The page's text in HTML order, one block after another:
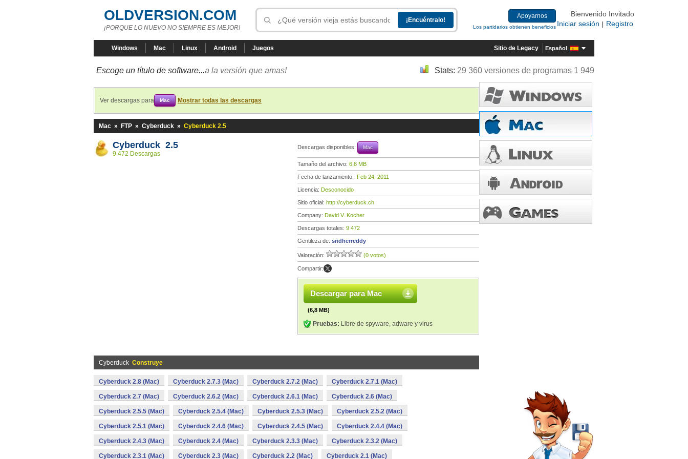
OLDVERSION.COM
¡PORQUE LO NUEVO NO SIEMPRE ES MEJOR!
Apoyarnos
Los partidarios obtienen beneficios
Bienvenido Invitado
Iniciar sesión
Registro
Windows Mac Linux Android Juegos Sitio de Legacy Español
Escoge un título de software...a la versión que amas! Stats: 29 360 versiones de programas 1 949
Ver descargas para Mac Mostrar todas las descargas
Mac » FTP » Cyberduck » Cyberduck 2.5
Cyberduck 2.5
9 472 Descargas
Descargas disponibles: Mac
Tamaño del archivo: 6,8 MB
Fecha de lanzamiento: Feb 24, 2011
Licencia: Desconocido
Sitio oficial: http://cyberduck.ch
Company: David V. Kocher
Descargas totales: 9 472
Gentileza de: sridherreddy
Valoración: (0 votos)
Compartir:
Descargar para Mac
(6,8 MB)
Pruebas: Libre de spyware, adware y virus
Cyberduck Construye
Cyberduck 2.8 (Mac) Cyberduck 2.7.3 (Mac) Cyberduck 2.7.2 (Mac) Cyberduck 2.7.1 (Mac)
Cyberduck 2.7 (Mac) Cyberduck 2.6.2 (Mac) Cyberduck 2.6.1 (Mac) Cyberduck 2.6 (Mac)
Cyberduck 2.5.5 (Mac) Cyberduck 2.5.4 (Mac) Cyberduck 2.5.3 (Mac) Cyberduck 2.5.2 (Mac)
Cyberduck 2.5.1 (Mac) Cyberduck 2.4.6 (Mac) Cyberduck 2.4.5 (Mac) Cyberduck 2.4.4 (Mac)
Cyberduck 2.4.3 (Mac) Cyberduck 2.4 (Mac) Cyberduck 2.3.3 (Mac) Cyberduck 2.3.2 (Mac)
Cyberduck 2.3.1 (Mac) Cyberduck 2.3 (Mac) Cyberduck 2.2 (Mac) Cyberduck 2.1 (Mac)